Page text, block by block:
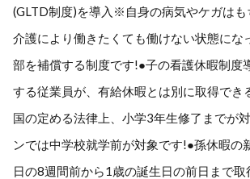
(GLTD制度)を導入※自身の病気やケガはも
介護により働きたくても働けない状態にな
部を補償する制度です!●子の看護休暇制度
する従業員が、有給休暇とは別に取得でき
国の定める法律上、小学3年生修了までが
ンでは中学校就学前が対象です!●孫休暇の
日の8週間前から1歳の誕生日の前日まで